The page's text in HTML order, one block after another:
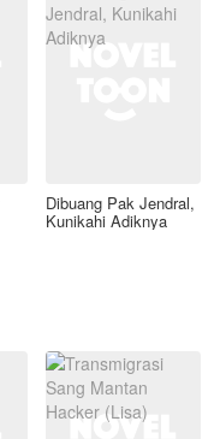
Dibuang Pak Jendral,
Kunikahi Adiknya